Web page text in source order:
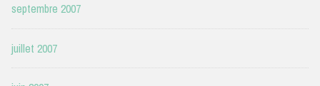
septembre 2007
juillet 2007